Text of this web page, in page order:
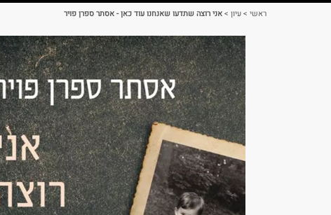
ראשי >עיון >אני רוצה שתדעו שאנחנו עוד כאן - אסתר ספרן פויר